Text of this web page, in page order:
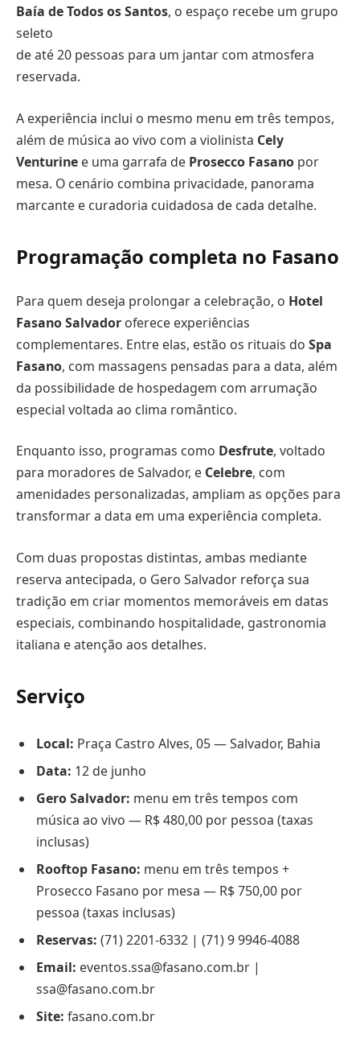
Baía de Todos os Santos, o espaço recebe um grupo
seleto
de até 20 pessoas para um jantar com atmosfera
reservada.
A experiência inclui o mesmo menu em três tempos,
além de música ao vivo com a violinista Cely
Venturine e uma garrafa de Prosecco Fasano por
mesa. O cenário combina privacidade, panorama
marcante e curadoria cuidadosa de cada detalhe.
Programação completa no Fasano
Para quem deseja prolongar a celebração, o Hotel
Fasano Salvador oferece experiências
complementares. Entre elas, estão os rituais do Spa
Fasano, com massagens pensadas para a data, além
da possibilidade de hospedagem com arrumação
especial voltada ao clima romântico.
Enquanto isso, programas como Desfrute, voltado
para moradores de Salvador, e Celebre, com
amenidades personalizadas, ampliam as opções para
transformar a data em uma experiência completa.
Com duas propostas distintas, ambas mediante
reserva antecipada, o Gero Salvador reforça sua
tradição em criar momentos memoráveis em datas
especiais, combinando hospitalidade, gastronomia
italiana e atenção aos detalhes.
Serviço
Local: Praça Castro Alves, 05 — Salvador, Bahia
Data: 12 de junho
Gero Salvador: menu em três tempos com
música ao vivo — R$ 480,00 por pessoa (taxas
inclusas)
Rooftop Fasano: menu em três tempos +
Prosecco Fasano por mesa — R$ 750,00 por
pessoa (taxas inclusas)
Reservas: (71) 2201-6332 | (71) 9 9946-4088
Email: eventos.ssa@fasano.com.br |
ssa@fasano.com.br
Site: fasano.com.br